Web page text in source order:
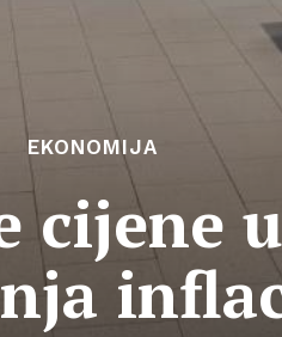
EKONOMIJA
cijene